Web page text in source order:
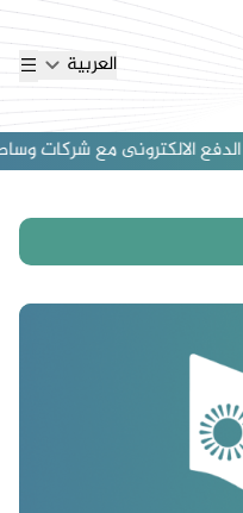
العربية
مع شركات وساطة